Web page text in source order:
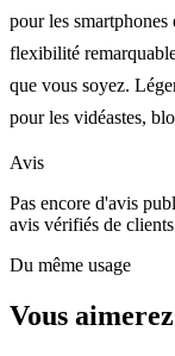
pour les
flexibilité
que vous soyez.
pour les vidéastes,
Avis
Pas encore d'avis
avis vérifiés de
Du même usage
Vous